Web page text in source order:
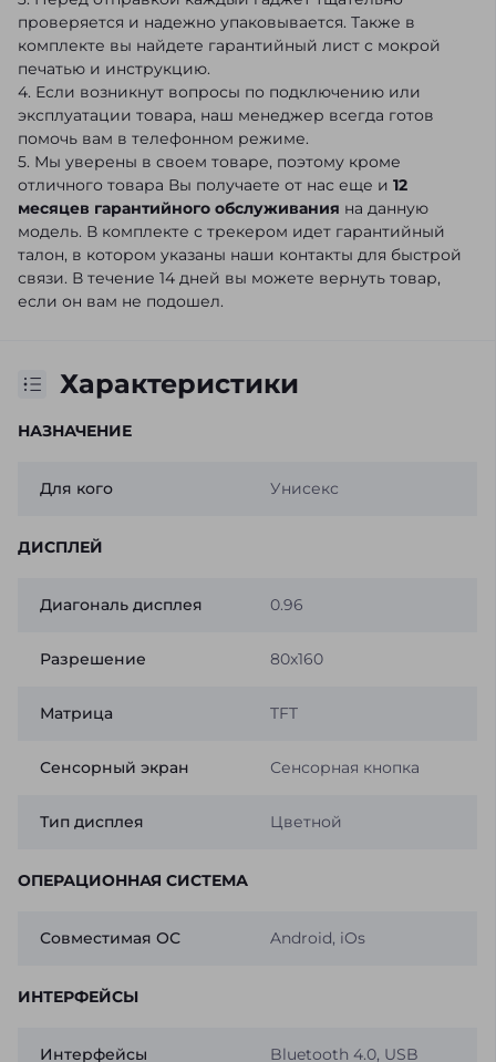
проверяется и надежно упаковывается. Также в
комплекте вы найдете гарантийный лист с мокрой
печатью и инструкцию.
4. Если возникнут вопросы по подключению или
эксплуатации товара, наш менеджер всегда готов
помочь вам в телефонном режиме.
5. Мы уверены в своем товаре, поэтому кроме
отличного товара Вы получаете от нас еще и 12
месяцев гарантийного обслуживания на данную
модель. В комплекте с трекером идет гарантийный
талон, в котором указаны наши контакты для быстрой
связи. В течение 14 дней вы можете вернуть товар,
если он вам не подошел.
Характеристики
НАЗНАЧЕНИЕ
Для кого Унисекс
ДИСПЛЕЙ
Диагональ дисплея 0.96
Разрешение 80x160
Матрица TFT
Сенсорный экран Сенсорная кнопка
Тип дисплея Цветной
ОПЕРАЦИОННАЯ СИСТЕМА
Совместимая ОС Android, iOs
ИНТЕРФЕЙСЫ
Интерфейсы Bluetooth 4.0, USB